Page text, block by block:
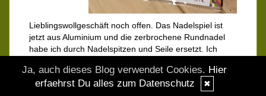
Lieblingswollgeschäft noch offen. Das Nadelspiel ist
jetzt aus Aluminium und die zerbrochene Rundnadel
habe ich durch Nadelspitzen und Seile ersetzt. Ich
schon zerstört habe. Jetzt geht es mit dem Isi weiter.
Ich schlage dann gleich mal den ersten Ärmel an. Euch
Ja, auch dieses Blog verwendet Cookies. Hier
erfaehrst Du alles zum Datenschutz
✖